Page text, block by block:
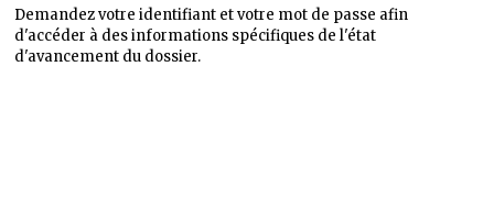
Demandez votre identifiant et votre mot de passe afin
d'accéder à des informations spécifiques de l'état
d'avancement du dossier.